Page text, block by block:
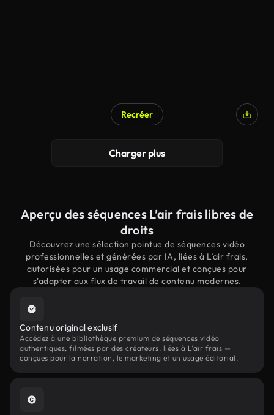
Recréer
Charger plus
Aperçu des séquences L’air frais libres de
droits
Découvrez une sélection pointue de séquences vidéo
professionnelles et générées par IA, liées à L’air frais,
autorisées pour un usage commercial et conçues pour
s'adapter aux flux de travail de contenu modernes.
Contenu original exclusif
Accédez à une bibliothèque premium de séquences vidéo
authentiques, filmées par des créateurs, liées à L’air frais —
conçues pour la narration, le marketing et un usage éditorial.